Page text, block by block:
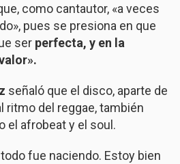
como cantautor, «a veces
pues se presiona en que
ser perfecta, y en la
señaló que el disco, aparte de
ritmo del reggae, también
el afrobeat y el soul.
fue naciendo. Estoy bien